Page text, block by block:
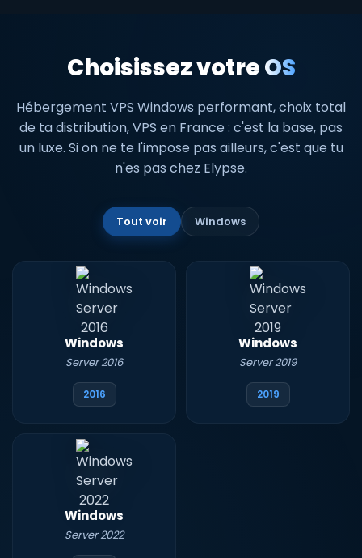
Choisissez votreOS
Hébergement VPS Windows performant, choix total
de ta distribution, VPS en France : c'est la base, pas
un luxe. Si on ne te l'impose pas ailleurs, c'est que tu
n'es pas chez Elypse.
Tout voir Windows
Windows
Server 2016
2016
Windows
Server 2019
2019
Windows
Server 2022